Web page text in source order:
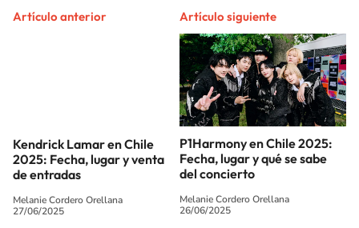
Artículo anterior
Kendrick Lamar en Chile
2025: Fecha, lugar y venta
de entradas
Melanie Cordero Orellana
27/06/2025
Artículo siguiente
P1Harmony en Chile 2025:
Fecha, lugar y qué se sabe
del concierto
Melanie Cordero Orellana
26/06/2025